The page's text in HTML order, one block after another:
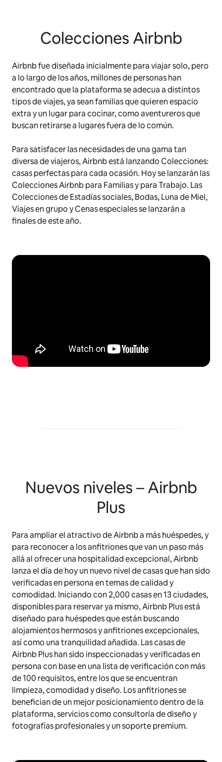
Colecciones Airbnb
Airbnb fue diseñada inicialmente para viajar solo, pero
a lo largo de los años, millones de personas han
encontrado que la plataforma se adecua a distintos
tipos de viajes, ya sean familias que quieren espacio
extra y un lugar para cocinar, como aventureros que
buscan retirarse a lugares fuera de lo común.
Para satisfacer las necesidades de una gama tan
diversa de viajeros, Airbnb está lanzando Colecciones:
casas perfectas para cada ocasión. Hoy se lanzarán las
Colecciones Airbnb para Familias y para Trabajo. Las
Colecciones de Estadías sociales, Bodas, Luna de Miel,
Viajes en grupo y Cenas especiales se lanzarán a
finales de este año.
Nuevos niveles – Airbnb
Plus
Para ampliar el atractivo de Airbnb a más huéspedes, y
para reconocer a los anfitriones que van un paso más
allá al ofrecer una hospitalidad excepcional, Airbnb
lanza el día de hoy un nuevo nivel de casas que han sido
verificadas en persona en temas de calidad y
comodidad. Iniciando con 2,000 casas en 13 ciudades,
disponibles para reservar ya mismo, Airbnb Plus está
diseñado para huéspedes que están buscando
alojamientos hermosos y anfitriones excepcionales,
así como una tranquilidad añadida. Las casas de
Airbnb Plus han sido inspeccionadas y verificadas en
persona con base en una lista de verificación con más
de 100 requisitos, entre los que se encuentran
limpieza, comodidad y diseño. Los anfitriones se
benefician de un mejor posicionamiento dentro de la
plataforma, servicios como consultoría de diseño y
fotografías profesionales y un soportepremium.